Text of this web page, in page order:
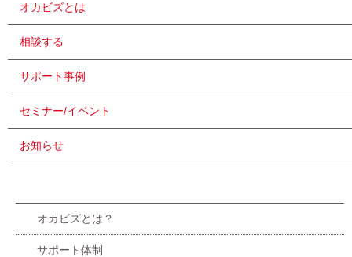
オカビズとは
相談する
サポート事例
セミナー/イベント
お知らせ
オカビズとは？
サポート体制